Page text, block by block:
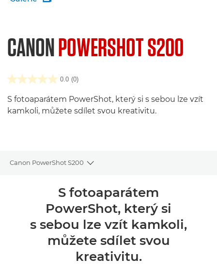
CANONPOWERSHOT S200
0.0 (0)
S fotoaparátem PowerShot, který si s sebou lze vzít
kamkoli, můžete sdílet svou kreativitu.
Canon PowerShot S200
Toggle breadcrumbs
S fotoaparátem
PowerShot, který si
s sebou lze vzít kamkoli,
můžete sdílet svou
kreativitu.